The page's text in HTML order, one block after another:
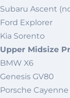
Subaru Ascent
Ford Explorer
Kia Sorento
Upper Midsize
BMW X6
Genesis GV80
Porsche Cayenne